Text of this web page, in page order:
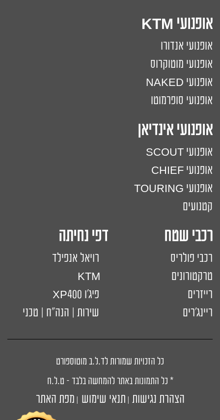
אופנועי KTM
אופנועי אנדורו
אופנועי מוטוקרוס
אופנועי NAKED
אופנועי סופרמוטו
אופנועי אינדיאן
אופנועי SCOUT
אופנועי CHIEF
אופנועי TOURING
קטנועים
רכבי שטח דפי נחיתה
רכבי פולריס
רויאל אנפילד
טרקטורונים
רייזרים
פיג'ו XP400
ריינג'רים
שירות | הנה"ח | טכני
כל הזכויות שמורות לד.ל.ב מוטוספורט
* כל התמונות באתר להמחשה בלבד – ט.ל.ח
הצהרת נגישות תנאי שימוש מפת האתר